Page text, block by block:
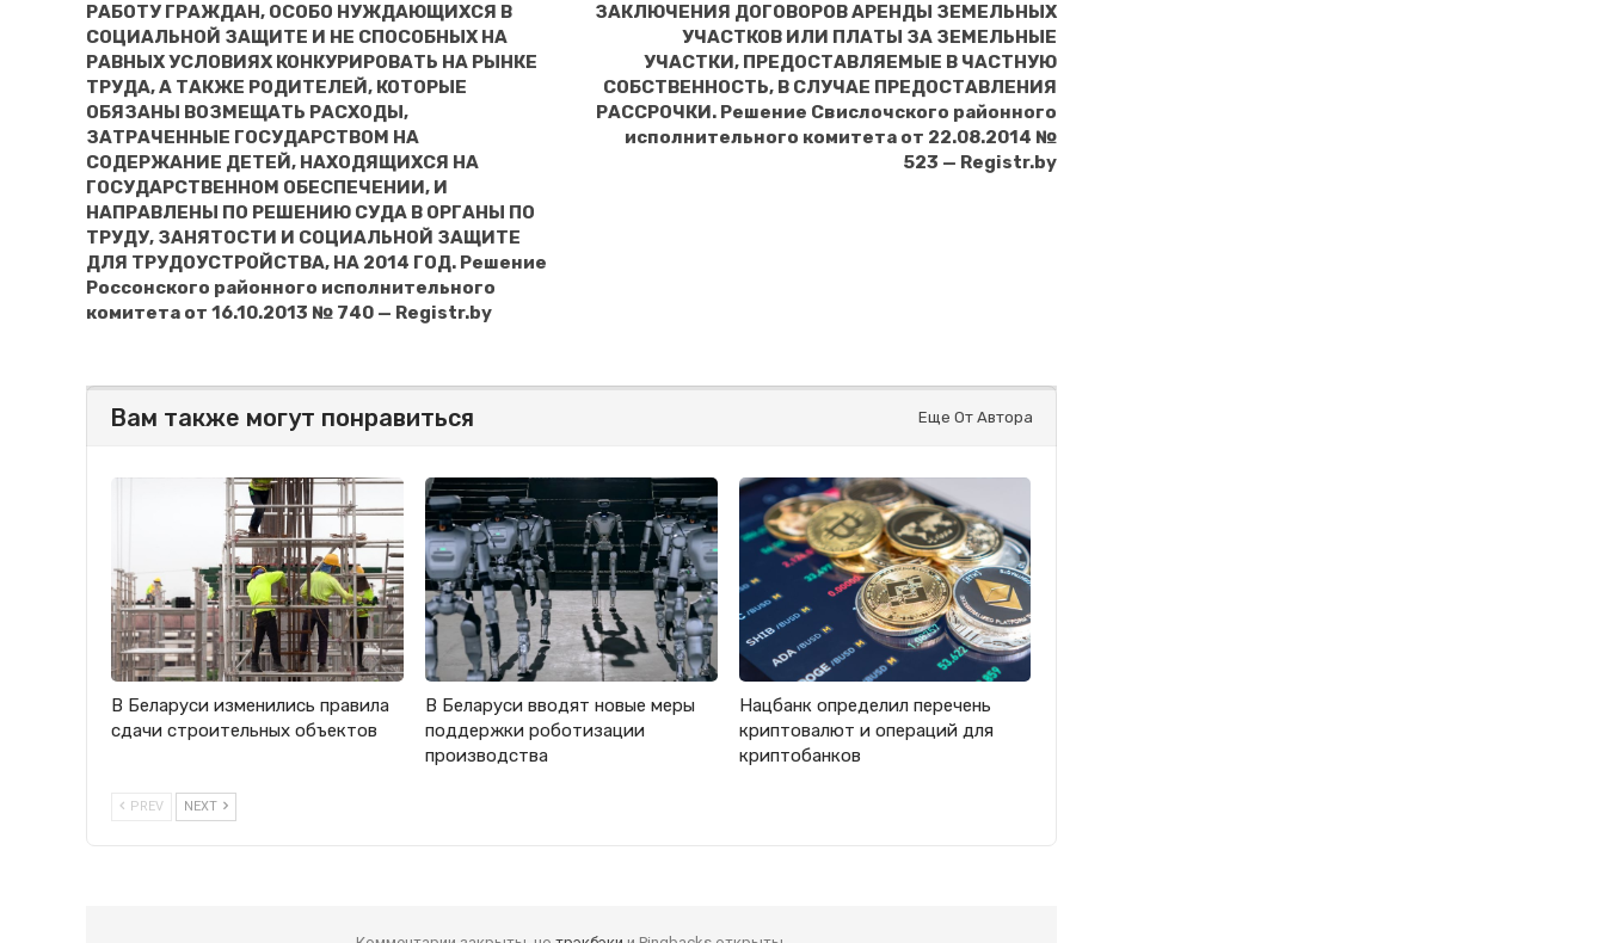
РАБОТУ ГРАЖДАН, ОСОБО НУЖДАЮЩИХСЯ В
СОЦИАЛЬНОЙ ЗАЩИТЕ И НЕ СПОСОБНЫХ НА
РАВНЫХ УСЛОВИЯХ КОНКУРИРОВАТЬ НА РЫНКЕ
ТРУДА, А ТАКЖЕ РОДИТЕЛЕЙ, КОТОРЫЕ
ОБЯЗАНЫ ВОЗМЕЩАТЬ РАСХОДЫ,
ЗАТРАЧЕННЫЕ ГОСУДАРСТВОМ НА
СОДЕРЖАНИЕ ДЕТЕЙ, НАХОДЯЩИХСЯ НА
ГОСУДАРСТВЕННОМ ОБЕСПЕЧЕНИИ, И
НАПРАВЛЕНЫ ПО РЕШЕНИЮ СУДА В ОРГАНЫ ПО
ТРУДУ, ЗАНЯТОСТИ И СОЦИАЛЬНОЙ ЗАЩИТЕ
ДЛЯ ТРУДОУСТРОЙСТВА, НА 2014 ГОД. Решение
Россонского районного исполнительного
комитета от 16.10.2013 № 740 — Registr.by
ЗАКЛЮЧЕНИЯ ДОГОВОРОВ АРЕНДЫ ЗЕМЕЛЬНЫХ
УЧАСТКОВ ИЛИ ПЛАТЫ ЗА ЗЕМЕЛЬНЫЕ
УЧАСТКИ, ПРЕДОСТАВЛЯЕМЫЕ В ЧАСТНУЮ
СОБСТВЕННОСТЬ, В СЛУЧАЕ ПРЕДОСТАВЛЕНИЯ
РАССРОЧКИ. Решение Свислочского районного
исполнительного комитета от 22.08.2014 №
523 — Registr.by
Вам также могут понравиться Еще От Автора
В Беларуси изменились правила
сдачи строительных объектов
В Беларуси вводят новые меры
поддержки роботизации
производства
Нацбанк определил перечень
криптовалют и операций для
криптобанков
PREV NEXT